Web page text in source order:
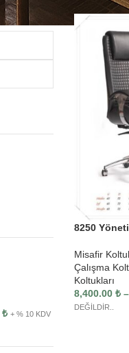
₺ + % 10 KDV
8250
Misafir
Çalışma
Koltukları
8,400.00 ₺ –
DEĞİLDİR..